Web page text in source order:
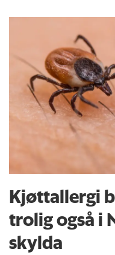
Kjøttallergi
trolig også i
skylda